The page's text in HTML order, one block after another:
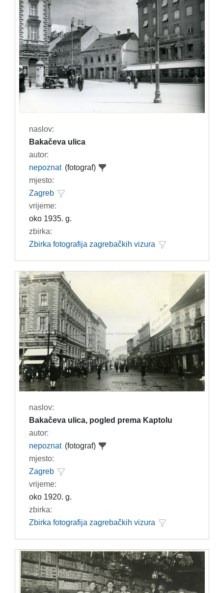
naslov:
Bakačeva ulica
autor:
nepoznat (fotograf)
mjesto:
Zagreb
vrijeme:
oko 1935. g.
zbirka:
Zbirka fotografija zagrebačkih vizura
naslov:
Bakačeva ulica, pogled prema Kaptolu
autor:
nepoznat (fotograf)
mjesto:
Zagreb
vrijeme:
oko 1920. g.
zbirka:
Zbirka fotografija zagrebačkih vizura